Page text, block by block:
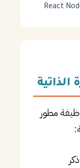
React
مطور